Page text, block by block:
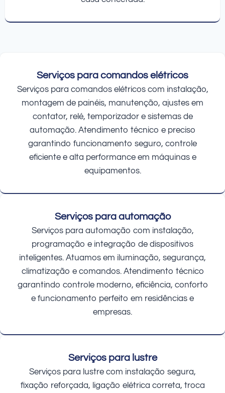
Serviços para comandos elétricos
Serviços para comandos elétricos com instalação,
montagem de painéis, manutenção, ajustes em
contator, relé, temporizador e sistemas de
automação. Atendimento técnico e preciso
garantindo funcionamento seguro, controle
eficiente e alta performance em máquinas e
equipamentos.
Serviços para automação
Serviços para automação com instalação,
programação e integração de dispositivos
inteligentes. Atuamos em iluminação, segurança,
climatização e comandos. Atendimento técnico
garantindo controle moderno, eficiência, conforto
e funcionamento perfeito em residências e
empresas.
Serviços para lustre
Serviços para lustre com instalação segura,
fixação reforçada, ligação elétrica correta, troca